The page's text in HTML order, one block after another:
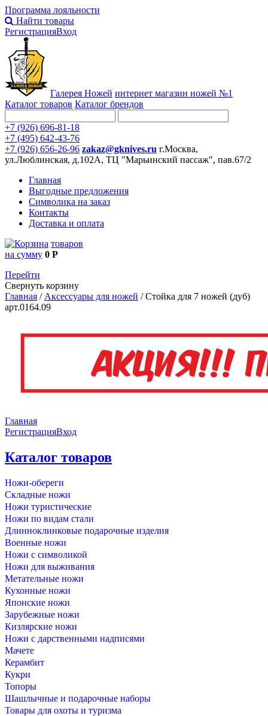
Программа лояльности
Найти товары
РегистрацияВход
Галерея Ножей интернет магазин ножей №1
Каталог товаров Каталог брендов
+7 (926) 696-81-18
+7 (495) 642-43-76
+7 (926) 656-26-96 zakaz@gknives.ru г.Москва,
ул.Люблинская, д.102А, ТЦ "Марьинский пассаж", пав.67/2
Главная
Выгодные предложения
Символика на заказ
Контакты
Доставка и оплата
товаров
на сумму 0 Р
Перейти
Свернуть корзину
Главная / Аксессуары для ножей /Стойка для 7 ножей (дуб)
арт.0164.09
Главная
РегистрацияВход
Каталог товаров
Ножи-обереги
Складные ножи
Ножи туристические
Ножи по видам стали
Длинноклинковые подарочные изделия
Военные ножи
Ножи с символикой
Ножи для выживания
Метательные ножи
Кухонные ножи
Японские ножи
Зарубежные ножи
Кизлярские ножи
Ножи с дарственными надписями
Мачете
Керамбит
Кукри
Топоры
Шашлычные и подарочные наборы
Товары для охоты и туризма